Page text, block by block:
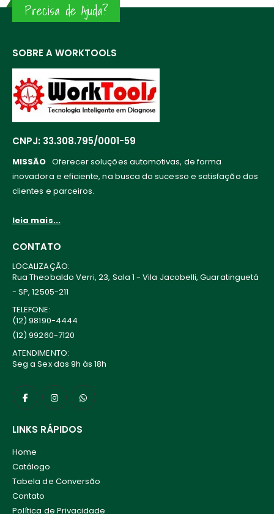
Precisa de Ajuda?
SOBRE A WORKTOOLS
CNPJ: 33.308.795/0001-59
MISSÃO Oferecer soluções automotivas, de forma
inovadora e eficiente, na busca do sucesso e satisfação dos
clientes e parceiros.
leia mais...
CONTATO
LOCALIZAÇÃO:
Rua Theobaldo Verri, 23, Sala 1 - Vila Jacobelli, Guaratinguetá
- SP, 12505-211
TELEFONE:
(12) 98190-4444
(12) 99260-7120
ATENDIMENTO:
Seg a Sex das 9h às 18h
LINKS RÁPIDOS
Home
Catálogo
Tabela de Conversão
Contato
Política de Privacidade